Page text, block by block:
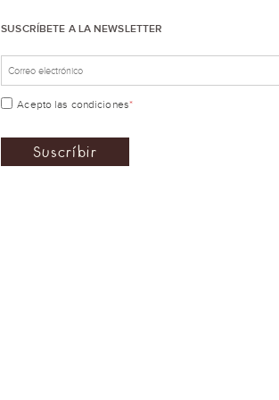
SUSCRÍBETE A LA NEWSLETTER
Acepto las condiciones*